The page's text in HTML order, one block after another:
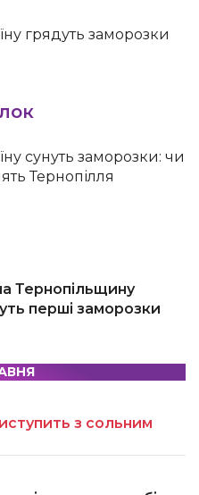
грядуть заморозки
сунуть заморозки: чи
Тернопілля
Тернопільщину
перші заморозки
з сольним